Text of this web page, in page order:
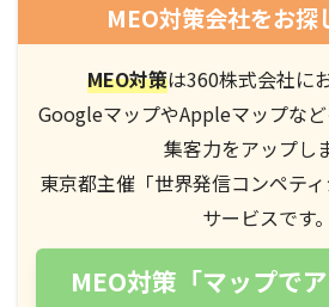
MEO対策会社をお探
MEO対策は360株式会社に
GoogleマップやAppleマップな
集客力をアップし
東京都主催「世界発信コンペテ
サービスです。
MEO対策「マップで